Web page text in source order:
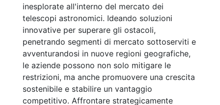
inesplorate all'interno del mercato dei
telescopi astronomici. Ideando soluzioni
innovative per superare gli ostacoli,
penetrando segmenti di mercato sottoserviti e
avventurandosi in nuove regioni geografiche,
le aziende possono non solo mitigare le
restrizioni, ma anche promuovere una crescita
sostenibile e stabilire un vantaggio
competitivo. Affrontare strategicamente